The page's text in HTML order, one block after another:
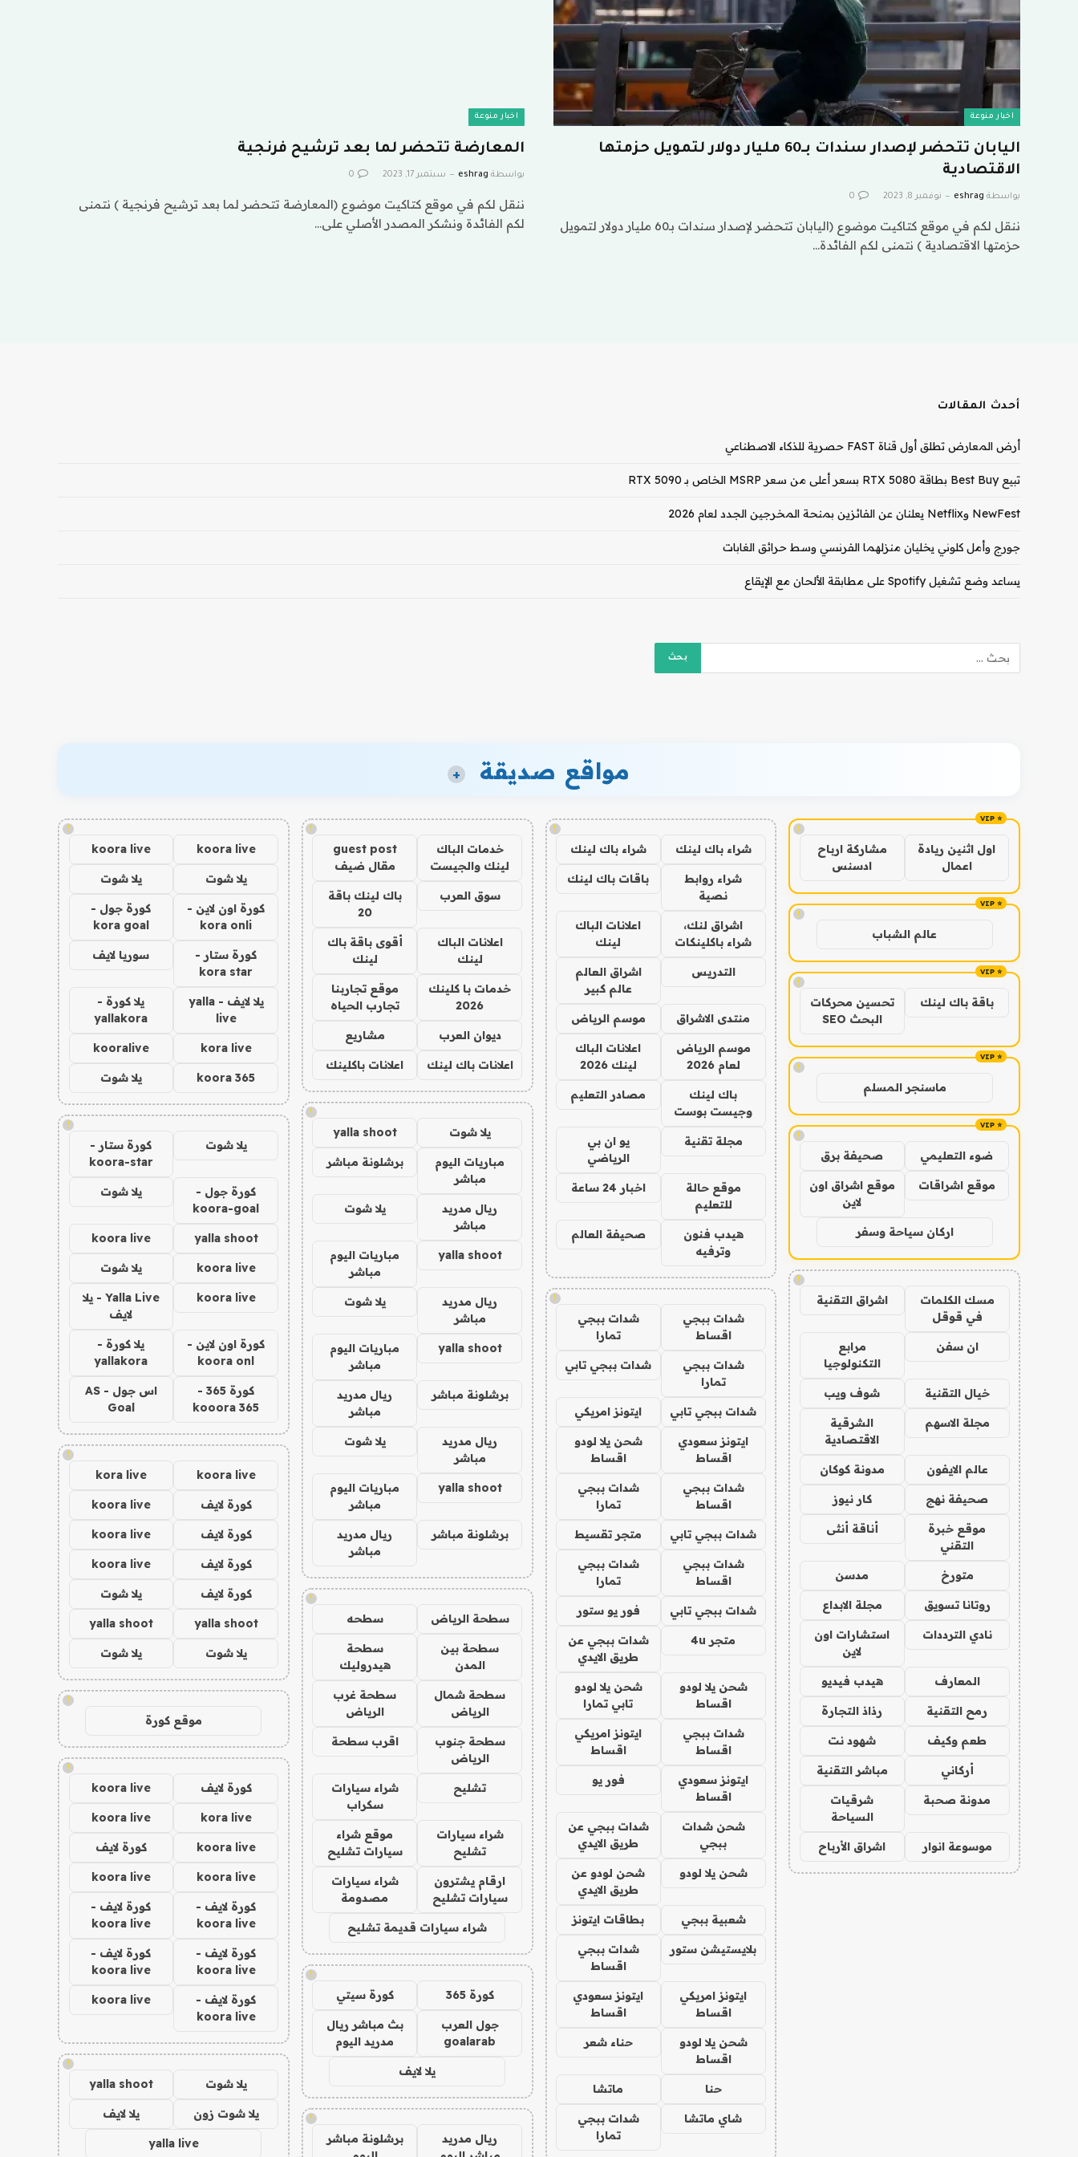
اخبار منوعة
اليابان تتحضر لإصدار سندات بـ60 مليار دولار لتمويل حزمتها
الاقتصادية
بواسطة eshrag نوفمبر 8, 2023 0
ننقل لكم في موقع كتاكيت موضوع (اليابان تتحضر لإصدار سندات بـ60 مليار دولار لتمويل
حزمتها الاقتصادية ) نتمنى لكم الفائدة…
اخبار منوعة
المعارضة تتحضر لما بعد ترشيح فرنجية
بواسطة eshrag سبتمبر 17, 2023 0
ننقل لكم في موقع كتاكيت موضوع (المعارضة تتحضر لما بعد ترشيح فرنجية ) نتمنى
لكم الفائدة ونشكر المصدر الأصلي على…
أحدث المقالات
أرض المعارض تطلق أول قناة FAST حصرية للذكاء الاصطناعي
تبيع Best Buy بطاقة RTX 5080 بسعر أعلى من سعر MSRP الخاص بـ RTX 5090
NewFest وNetflix يعلنان عن الفائزين بمنحة المخرجين الجدد لعام 2026
جورج وأمل كلوني يخليان منزلهما الفرنسي وسط حرائق الغابات
يساعد وضع تشغيل Spotify على مطابقة الألحان مع الإيقاع
مواقع صديقة +
!
اول اثنين ريادة
اعمال
مشاركة ارباح
ادسنس
!
عالم الشباب
!
باقة باك لينك
تحسين محركات
البحث SEO
!
ماسنجر المسلم
!
ضوء التعليمي صحيفة برق
موقع اشراقات
موقع اشراق اون
لاين
اركان سياحة وسفر
!
مسك الكلمات
في قوقل
اشراق التقنية
ان سفن
مرابع
التكنولوجيا
خيال التقنية شوف ويب
مجلة الاسهم
الشرقية
الاقتصادية
عالم الايفون مدونة كوكان
صحيفة نهج كار نيوز
موقع خبرة
التقني
أناقة أنثى
متورخ مدسن
روتانا تسويق مجلة الابداع
نادي الترددات
استشارات اون
لاين
المعارف هيدب فيديو
رمح التقنية رذاذ التجارة
طعم وكيف شهود نت
أركاني مباشر التقنية
مدونة صحبة
شرقيات
السياحة
موسوعة انوار اشراق الأرباح
!
شراء باك لينك شراء باك لينك
شراء روابط
نصية
باقات باك لينك
اشراق لنك،
شراء باكلينكات
اعلانات الباك
لينك
التدريس
اشراق العالم
عالم كبير
منتدى الاشراق موسم الرياض
موسم الرياض
لعام 2026
اعلانات الباك
لينك 2026
باك لينك
وجيست بوست
مصادر التعليم
مجلة تقنية
يو ان بي
الرياضي
موقع حالة
للتعليم
اخبار 24 ساعة
هيدب فنون
وترفيه
صحيفة العالم
!
شدات ببجي
اقساط
شدات ببجي
تمارا
شدات ببجي
تمارا
شدات ببجي تابي
شدات ببجي تابي ايتونز امريكي
ايتونز سعودي
اقساط
شحن يلا لودو
اقساط
شدات ببجي
اقساط
شدات ببجي
تمارا
شدات ببجي تابي متجر تقسيط
شدات ببجي
اقساط
شدات ببجي
تمارا
شدات ببجي تابي فور يو ستور
متجر 4u
شدات ببجي عن
طريق الايدي
شحن يلا لودو
اقساط
شحن يلا لودو
تابي تمارا
شدات ببجي
اقساط
ايتونز امريكي
اقساط
ايتونز سعودي
اقساط
فور يو
شحن شدات
ببجي
شدات ببجي عن
طريق الايدي
شحن يلا لودو
شحن لودو عن
طريق الايدي
شعبية ببجي بطاقات ايتونز
بلايستيشن ستور
شدات ببجي
اقساط
ايتونز امريكي
اقساط
ايتونز سعودي
اقساط
شحن يلا لودو
اقساط
حناء شعر
حنا ماتشا
شاي ماتشا
شدات ببجي
تمارا
!
خدمات الباك
لينك والجيست
guest post
مقال ضيف
سوق العرب
باك لينك باقة
20
اعلانات الباك
لينك
أقوى باقة باك
لينك
خدمات با كلينك
2026
موقع تجاربنا
تجارب الحياه
ديوان العرب مشاريع
اعلانات باك لينك اعلانات باكلينك
!
يلا شوت yalla shoot
مباريات اليوم
مباشر
برشلونة مباشر
ريال مدريد
مباشر
يلا شوت
yalla shoot
مباريات اليوم
مباشر
ريال مدريد
مباشر
يلا شوت
yalla shoot
مباريات اليوم
مباشر
برشلونة مباشر
ريال مدريد
مباشر
ريال مدريد
مباشر
يلا شوت
yalla shoot
مباريات اليوم
مباشر
برشلونة مباشر
ريال مدريد
مباشر
!
سطحة الرياض سطحه
سطحة بين
المدن
سطحة
هيدروليك
سطحة شمال
الرياض
سطحة غرب
الرياض
سطحة جنوب
الرياض
اقرب سطحة
تشليح
شراء سيارات
سكراب
شراء سيارات
تشليح
موقع شراء
سيارات تشليح
ارقام يشترون
سيارات تشليح
شراء سيارات
مصدومة
شراء سيارات قديمة تشليح
!
كورة 365 كورة سيتي
جول العرب
goalarab
بث مباشر ريال
مدريد اليوم
يلا لايف
!
ريال مدريد
برشلونة مباشر
!
koora live
koora live
يلا شوت يلا شوت
كورة اون لاين -
kora onli
كورة جول -
kora goal
كورة ستار -
kora star
سوريا لايف
يلا لايف - yalla
live
يلا كورة -
yallakora
kora live
kooralive
koora 365 يلا شوت
!
يلا شوت
كورة ستار -
koora-star
كورة جول -
koora-goal
يلا شوت
yalla shoot
koora live
koora live يلا شوت
koora live
Yalla Live - يلا
لايف
كورة اون لاين -
koora onl
يلا كورة -
yallakora
كورة 365 -
kooora 365
اس جول - AS
Goal
!
koora live
kora live
كورة لايف koora live
كورة لايف koora live
كورة لايف koora live
كورة لايف يلا شوت
yalla shoot
yalla shoot
يلا شوت يلا شوت
!
موقع كورة
!
كورة لايف koora live
kora live
koora live
koora live كورة لايف
koora live
koora live
كورة لايف -
koora live
كورة لايف -
koora live
كورة لايف -
koora live
كورة لايف -
koora live
كورة لايف -
koora live
koora live
!
يلا شوت yalla shoot
يلا شوت زون يلا لايف
yalla live